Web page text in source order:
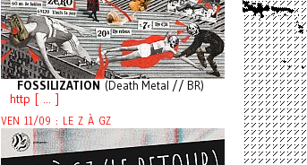
FOSSILIZATION (Death Metal // BR)
http [ ... ]
VEN 11/09 : LE Z À GZ